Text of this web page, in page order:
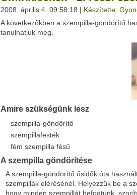
Facebook Twitter
Del.icio.us
2008. április 4. 09:58:18 | Készítette:
A következőkben a szempilla-göndörítő
tanulhatjuk meg.
Amire szükségünk lesz
szempilla-göndörítő
szempillafesték
fém szempilla fésű
A szempilla göndörítése
A szempilla-göndörítő ősidők óta
szempillák elérésénél. Helyezzük be a
hogy minden szempillát befogtunk,